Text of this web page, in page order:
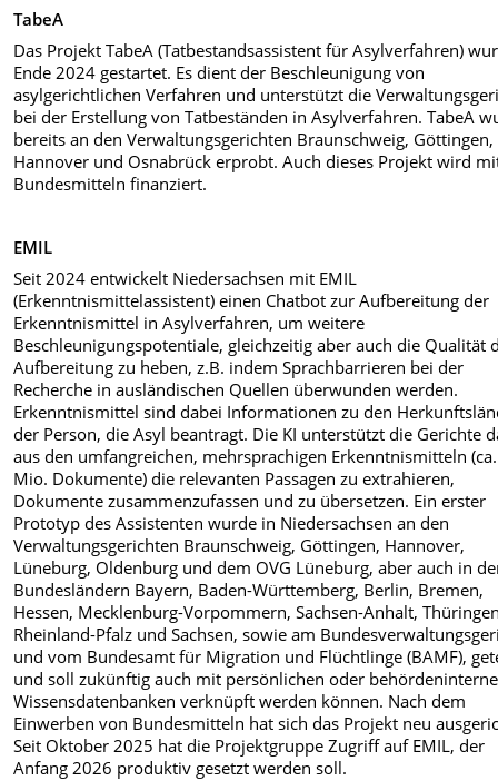
TabeA
Das Projekt TabeA (Tatbestandsassistent für Asylverfahren)
Ende 2024 gestartet. Es dient der Beschleunigung von
asylgerichtlichen Verfahren und unterstützt die
bei der Erstellung von Tatbeständen in Asylverfahren.TabeA
bereits an den Verwaltungsgerichten Braunschweig, Göttingen,
Hannover und Osnabrück erprobt. Auch dieses Projekt wird
Bundesmitteln finanziert.
EMIL
Seit 2024 entwickelt Niedersachsen mit EMIL
(Erkenntnismittelassistent) einen Chatbot zur Aufbereitung der
Erkenntnismittel in Asylverfahren, um weitere
Beschleunigungspotentiale, gleichzeitig aber auch die Qualität
Aufbereitung zu heben, z.B. indem Sprachbarrieren bei der
Recherche in ausländischen Quellen überwunden werden.
Erkenntnismittel sind dabei Informationen zu den
der Person, die Asyl beantragt. Die KI unterstützt die Gerichte
aus den umfangreichen, mehrsprachigen Erkenntnismitteln
Mio. Dokumente) die relevanten Passagen zu extrahieren,
Dokumente zusammenzufassen und zu übersetzen. Ein erster
Prototyp des Assistenten wurde in Niedersachsen an den
Verwaltungsgerichten Braunschweig, Göttingen, Hannover,
Lüneburg, Oldenburg und dem OVG Lüneburg, aber auch in
Bundesländern Bayern, Baden-Württemberg, Berlin, Bremen,
Hessen, Mecklenburg-Vorpommern, Sachsen-Anhalt,
Rheinland-Pfalz und Sachsen, sowie am
und vom Bundesamt für Migration und Flüchtlinge (BAMF),
und soll zukünftig auch mit persönlichen oder
Wissensdatenbanken verknüpft werden können. Nach dem
Einwerben von Bundesmitteln hat sich das Projekt neu
Seit Oktober 2025 hat die Projektgruppe Zugriff auf EMIL, der
Anfang 2026 produktiv gesetzt werden soll.